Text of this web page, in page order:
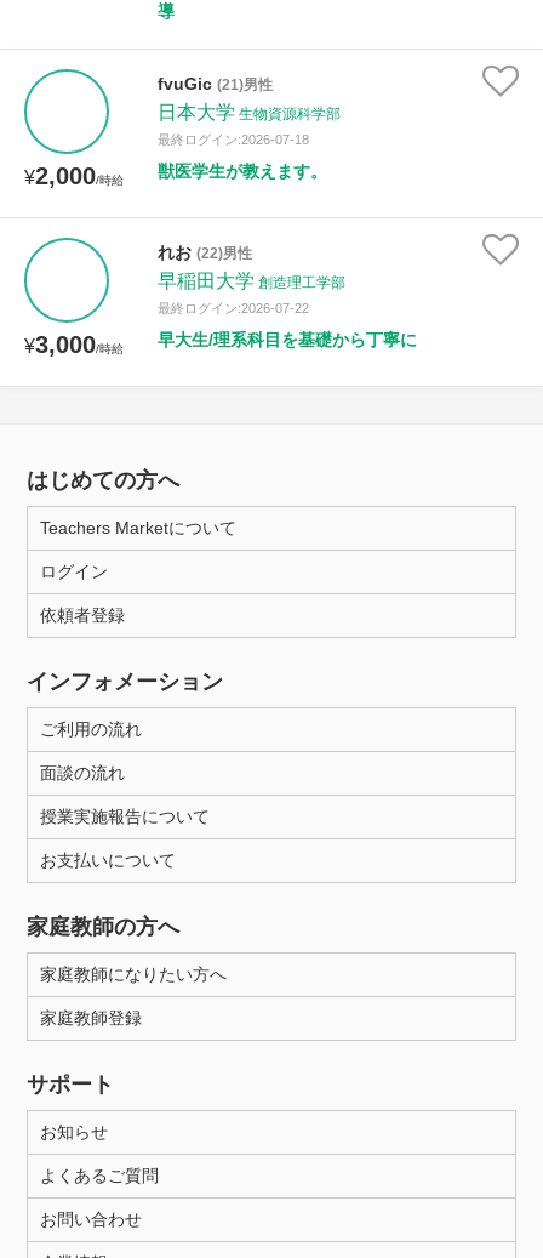
導
¥2,000/時給
fvuGic (21)男性
日本大学 生物資源科学部
最終ログイン:2026-07-18
獣医学生が教えます。
¥3,000/時給
れお (22)男性
早稲田大学 創造理工学部
最終ログイン:2026-07-22
早大生/理系科目を基礎から丁寧に
はじめての方へ
Teachers Marketについて
ログイン
依頼者登録
インフォメーション
ご利用の流れ
面談の流れ
授業実施報告について
お支払いについて
家庭教師の方へ
家庭教師になりたい方へ
家庭教師登録
サポート
お知らせ
よくあるご質問
お問い合わせ